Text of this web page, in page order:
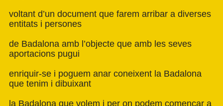
voltant d’un document que farem arribar a diverses
entitats i persones
de Badalona amb l’objecte que amb les seves
aportacions pugui
enriquir-se i poguem anar coneixent la Badalona
que tenim i dibuixant
la Badalona que volem i per on podem començar a